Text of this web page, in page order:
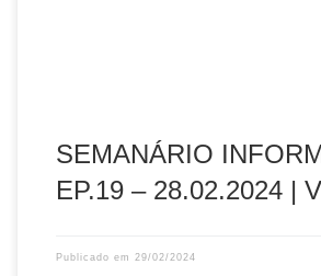
SEMANÁRIO
EP.19 – 28.02.2024 |
Publicado em 29/02/2024